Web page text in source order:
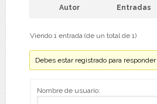
Autor Entradas
Viendo 1 entrada (de un total de 1)
Debes estar registrado para
Nombre de usuario: